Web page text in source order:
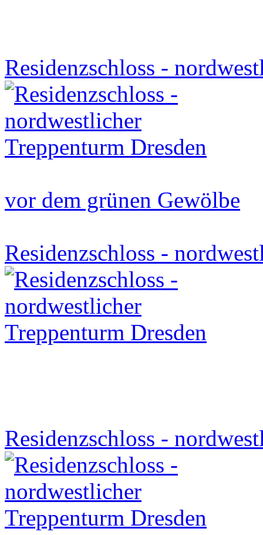
Residenzschloss -
vor dem grünen Gewölbe
Residenzschloss -
Residenzschloss -